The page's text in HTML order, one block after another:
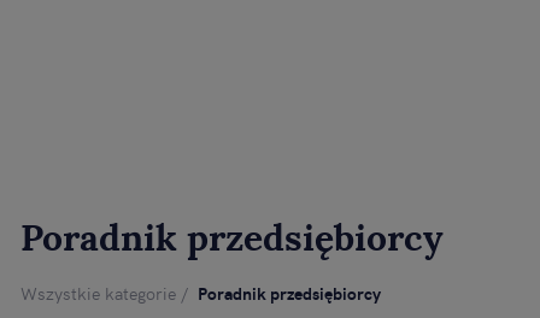
Poradnik przedsiębiorcy
Wszystkie kategorie Poradnik przedsiębiorcy